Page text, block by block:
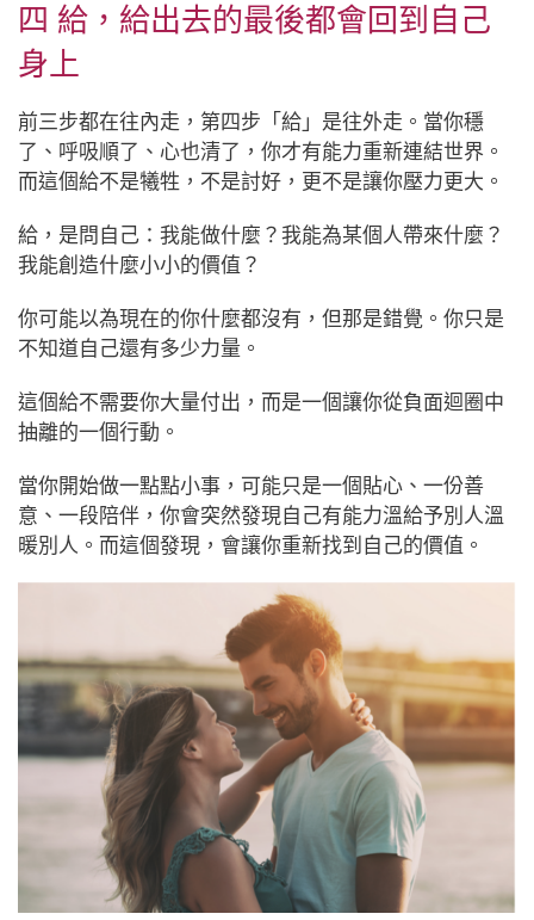
四 給，給出去的最後都會回到自己
身上
前三步都在往內走，第四步「給」是往外走。當你穩
了、呼吸順了、心也清了，你才有能力重新連結世界。
而這個給不是犧牲，不是討好，更不是讓你壓力更大。
給，是問自己：我能做什麼？我能為某個人帶來什麼？
我能創造什麼小小的價值？
你可能以為現在的你什麼都沒有，但那是錯覺。你只是
不知道自己還有多少力量。
這個給不需要你大量付出，而是一個讓你從負面迴圈中
抽離的一個行動。
當你開始做一點點小事，可能只是一個貼心、一份善
意、一段陪伴，你會突然發現自己有能力溫給予別人溫
暖別人。而這個發現，會讓你重新找到自己的價值。